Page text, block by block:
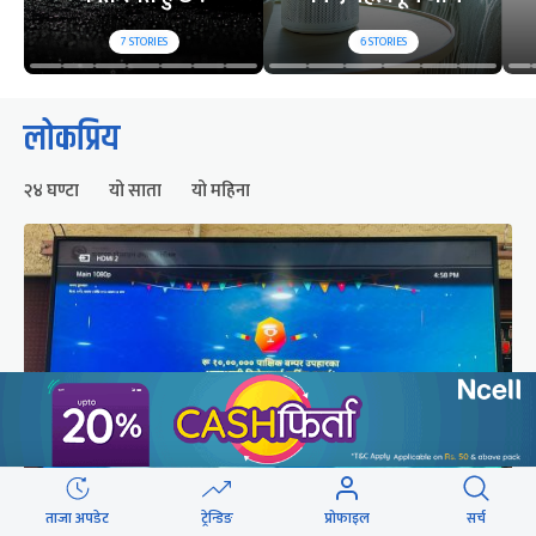
7STORIES 6STORIES
लोकप्रिय
२४ घण्टा यो साता यो महिना
ताजा अपडेट ट्रेन्डिङ प्रोफाइल सर्च